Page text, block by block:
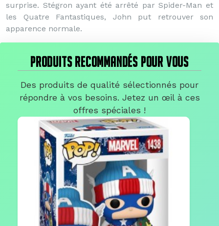
surprise. Stégron ayant été arrêté par Spider-Man et
les Quatre Fantastiques, John put retrouver son
apparence normale.
PRODUITS RECOMMANDÉS POUR VOUS
Des produits de qualité sélectionnés pour
répondre à vos besoins. Jetez un œil à ces
offres spéciales !